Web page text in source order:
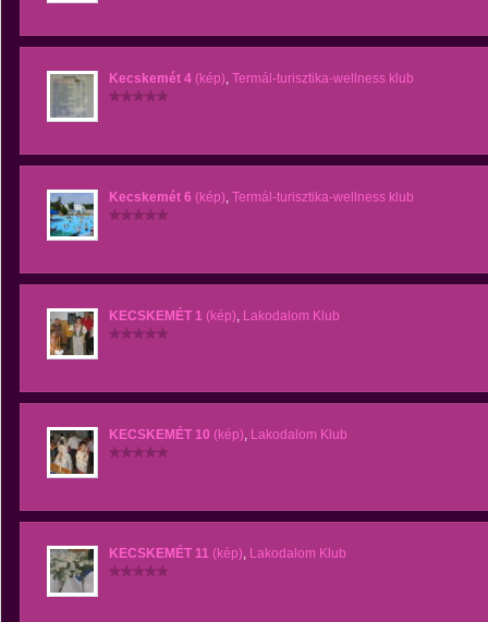
Kecskemét 4 (kép), Termál-turisztika-wellness klub
Kecskemét 6 (kép), Termál-turisztika-wellness klub
KECSKEMÉT 1 (kép), Lakodalom Klub
KECSKEMÉT 10 (kép), Lakodalom Klub
KECSKEMÉT 11 (kép), Lakodalom Klub